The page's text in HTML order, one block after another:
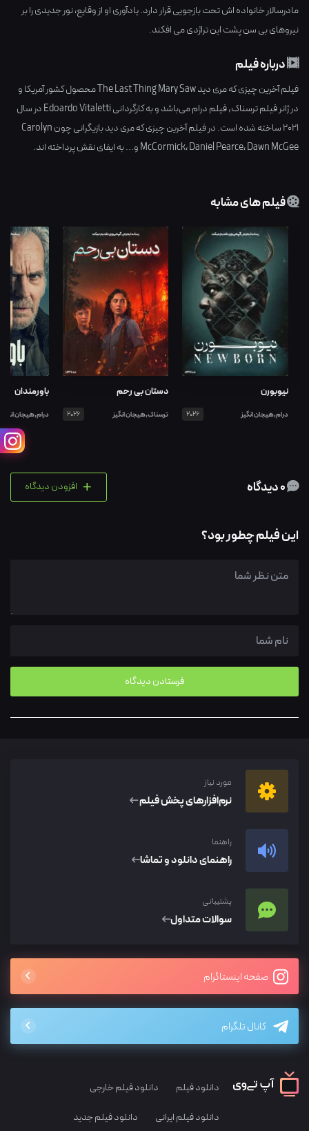
مادرسالار خانواده اش تحت بازجویی قرار دارد. یادآوری او از وقایع، نور جدیدی را بر
نیروهای بی سن پشت این تراژدی می افکند.
درباره فیلم
فیلم آخرین چیزی که مری دید The Last Thing Mary Saw محصول کشور آمریکاو
در ژانرفیلم ترسناک,فیلم دراممی‌باشد و به کارگردانیEdoardo Vitalettiدر سال
2021ساخته شده است. در فیلم آخرین چیزی که مری دید بازیگرانی چونCarolyn
McCormick،Daniel Pearce،Dawn McGee و... به ایفای نقش پرداخته اند.
فیلم های مشابه
نیوبورن
درام,هیجان انگیز 2026
دستان بی رحم
ترسناک,هیجان انگیز 2026
باورمندان
درام,هیجان انگیز
+ افزودن دیدگاه
این فیلم چطور بود؟
مورد نیاز
نرم‌افزار‌های پخش فیلم
راهنما
راهنمای دانلود و تماشا
پشتیبانی
سوالات متداول
صفحه اینستاگرام
کانال تلگرام
دانلود فیلم دانلود فیلم خارجی
دانلود فیلم ایرانی دانلود فیلم جدید